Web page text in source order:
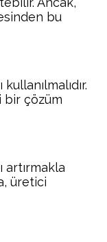
bu
bir çözüm
artırmakla
üretici